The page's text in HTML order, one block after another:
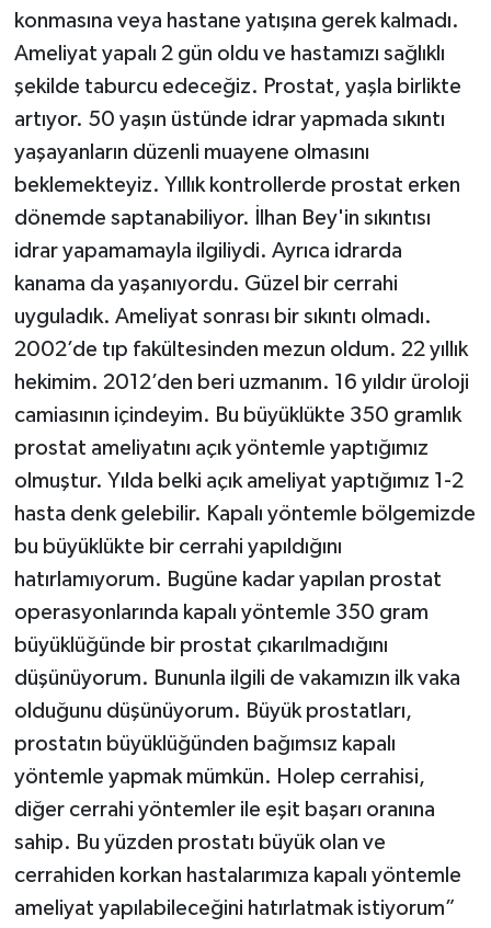
konmasına veya hastane yatışına gerek kalmadı.
Ameliyat yapalı 2 gün oldu ve hastamızı sağlıklı
şekilde taburcu edeceğiz. Prostat, yaşla birlikte
artıyor. 50 yaşın üstünde idrar yapmada sıkıntı
yaşayanların düzenli muayene olmasını
beklemekteyiz. Yıllık kontrollerde prostat erken
dönemde saptanabiliyor. İlhan Bey'in sıkıntısı
idrar yapamamayla ilgiliydi. Ayrıca idrarda
kanama da yaşanıyordu. Güzel bir cerrahi
uyguladık. Ameliyat sonrası bir sıkıntı olmadı.
2002’de tıp fakültesinden mezun oldum. 22 yıllık
hekimim. 2012’den beri uzmanım. 16 yıldır üroloji
camiasının içindeyim. Bu büyüklükte 350 gramlık
prostat ameliyatını açık yöntemle yaptığımız
olmuştur. Yılda belki açık ameliyat yaptığımız 1-2
hasta denk gelebilir. Kapalı yöntemle bölgemizde
bu büyüklükte bir cerrahi yapıldığını
hatırlamıyorum. Bugüne kadar yapılan prostat
operasyonlarında kapalı yöntemle 350 gram
büyüklüğünde bir prostat çıkarılmadığını
düşünüyorum. Bununla ilgili de vakamızın ilk vaka
olduğunu düşünüyorum. Büyük prostatları,
prostatın büyüklüğünden bağımsız kapalı
yöntemle yapmak mümkün. Holep cerrahisi,
diğer cerrahi yöntemler ile eşit başarı oranına
sahip. Bu yüzden prostatı büyük olan ve
cerrahiden korkan hastalarımıza kapalı yöntemle
ameliyat yapılabileceğini hatırlatmak istiyorum”